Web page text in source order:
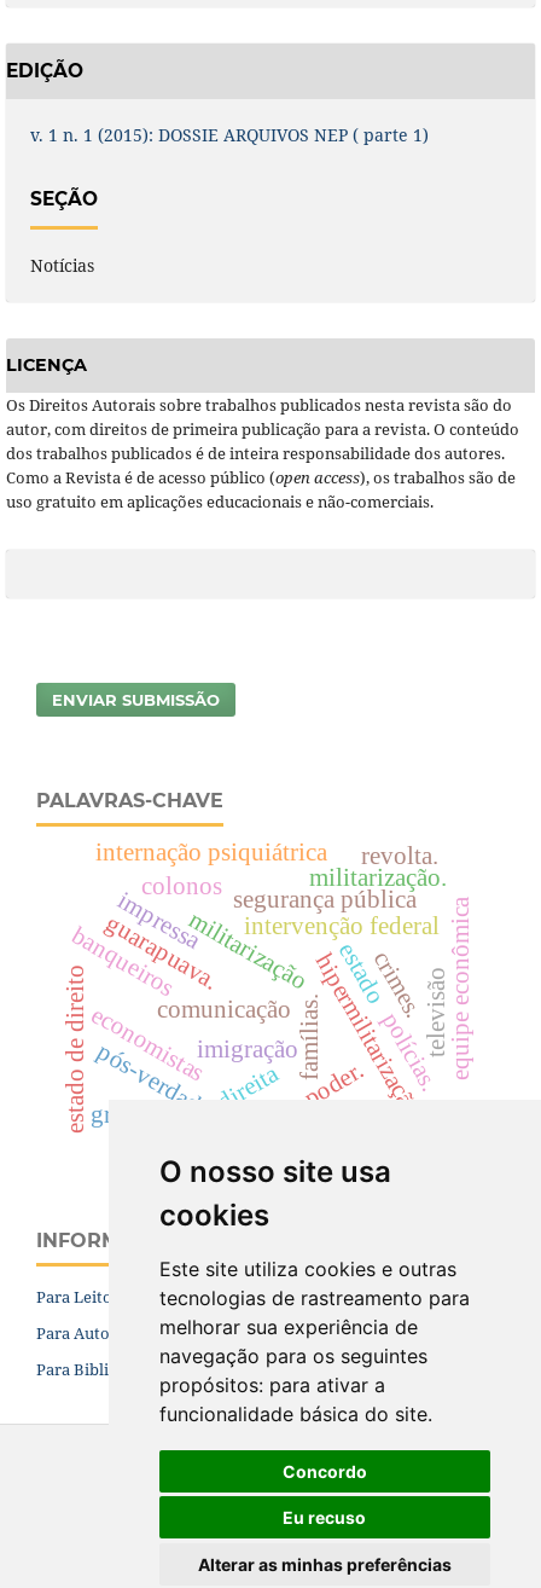
O nosso site usa
cookies
Este site utiliza cookies e outras
tecnologias de rastreamento para
melhorar sua experiência de
navegação para os seguintes
propósitos: para ativar a
funcionalidade básica do site.
Concordo
Eu recuso
Alterar as minhas preferências
EDIÇÃO
v. 1 n. 1 (2015): DOSSIE ARQUIVOS NEP ( parte 1)
SEÇÃO
Notícias
LICENÇA
Os Direitos Autorais sobre trabalhos publicados nesta revista são do
autor, com direitos de primeira publicação para a revista. O conteúdo
dos trabalhos publicados é de inteira responsabilidade dos autores.
Como a Revista é de acesso público (open access), os trabalhos são de
uso gratuito em aplicações educacionais e não-comerciais.
ENVIAR SUBMISSÃO
PALAVRAS-CHAVE
intervenção federal
militarizaçãohipermilitarização
polícias.
comunicação
impressa
famílias.
imigração
guarapuava.
economistas
banqueiros equipe econômica
pós-verdadedireita
segurança pública
estado de direito
militarização.
internação psiquiátrica
poder.
televisão
crimes.
estado
grileiros
colonos
revolta.
INFORMAÇÕES
Para Leitores
Para Autores
Para Bibliotecários